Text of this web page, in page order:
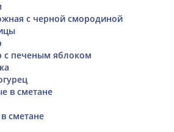
с черной смородиной
с печеным яблоком
в сметане
сметане